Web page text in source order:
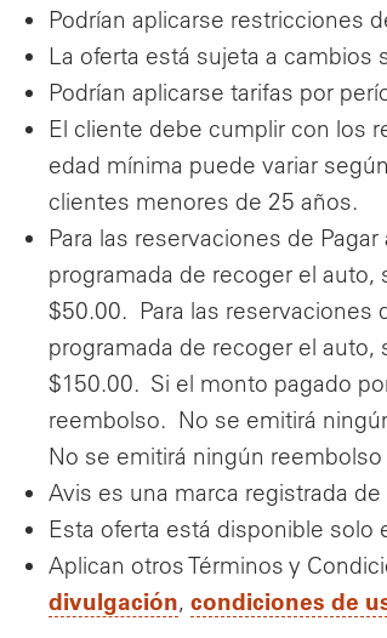
Podrían aplicarse restricciones
La oferta está sujeta a cambios
Podrían aplicarse tarifas por
El cliente debe cumplir con los
edad mínima puede variar
clientes menores de 25 años.
Para las reservaciones de
programada de recoger el
$50.00. Para las reservaciones
programada de recoger el
$150.00. Si el monto pagado
reembolso. No se emitirá
No se emitirá ningún
Avis es una marca registrada
Esta oferta está disponible
Aplican otros Términos y
divulgación, condiciones de